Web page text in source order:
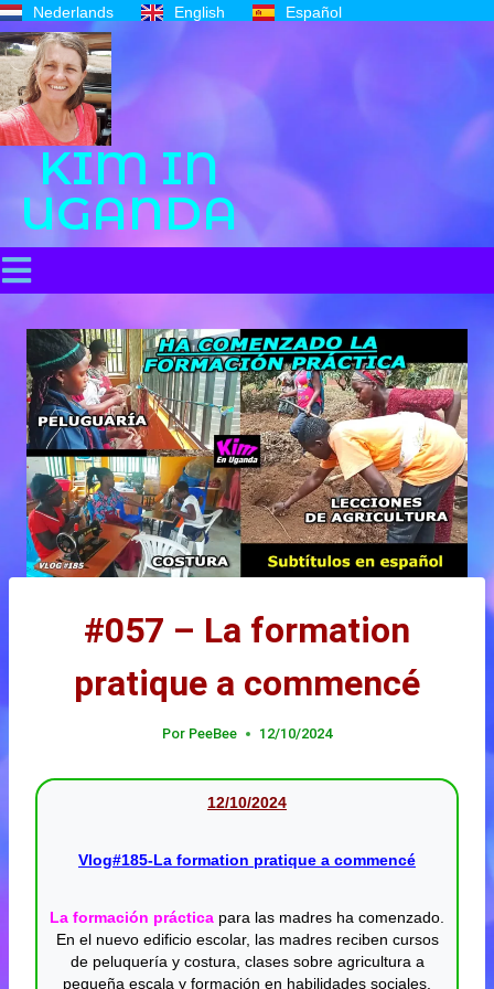
Nederlands English Español
KIM IN
UGANDA
#057 – La formation
pratique a commencé
Por PeeBee 12/10/2024
12/10/2024
Vlog#185-La formation pratique a commencé
La formación práctica para las madres ha comenzado.
En el nuevo edificio escolar, las madres reciben cursos
de peluquería y costura, clases sobre agricultura a
pequeña escala y formación en habilidades sociales.